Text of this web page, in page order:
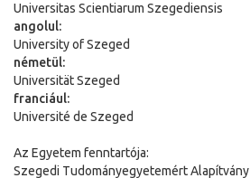
Universitas Scientiarum Szegediensis
angolul:
University of Szeged
németül:
Universität Szeged
franciául:
Université de Szeged
Az Egyetem fenntartója:
Szegedi Tudományegyetemért Alapítvány